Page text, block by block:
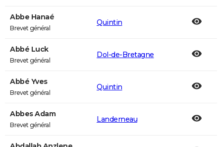
Abbe Hanaé
Brevet général
Quintin
Abbé Luck
Brevet général
Dol-de-Bretagne
Abbé Yves
Brevet général
Quintin
Abbes Adam
Brevet général
Landerneau